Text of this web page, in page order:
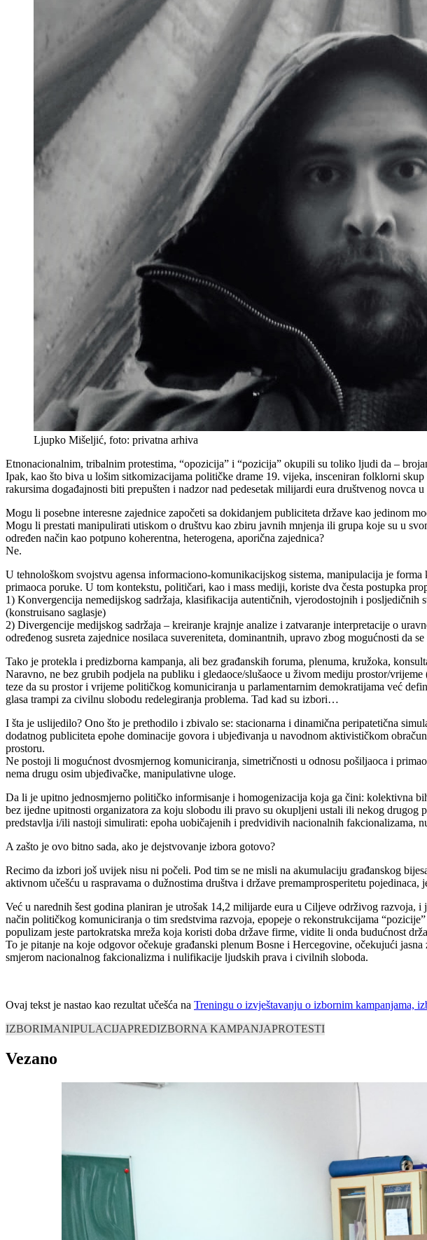
Ljupko Mišeljić, foto: privatna arhiva
Etnonacionalnim, tribalnim protestima, “opozicija” i “pozicija” okupili su toliko ljudi da –
Ipak, kao što biva u lošim sitkomizacijama političke drame 19. vijeka, insceniran folklorni
rakursima događajnosti biti prepušten i nadzor nad pedesetak milijardi eura društvenog novca u
Mogu li posebne interesne zajednice započeti sa dokidanjem publiciteta države kao jedinom
Mogu li prestati manipulirati utiskom o društvu kao zbiru javnih mnjenja ili grupa koje su u
određen način kao potpuno koherentna, heterogena, aporična zajednica?
Ne.
U tehnološkom svojstvu agensa informaciono-komunikacijskog sistema, manipulacija je
primaoca poruke. U tom kontekstu, političari, kao i mass mediji, koriste dva česta postupka
1) Konvergencija nemedijskog sadržaja, klasifikacija autentičnih, vjerodostojnih i
(konstruisano saglasje)
2) Divergencije medijskog sadržaja – kreiranje krajnje analize i zatvaranje interpretacije o
određenog susreta zajednice nosilaca suvereniteta, dominantnih, upravo zbog mogućnosti da
Tako je protekla i predizborna kampanja, ali bez građanskih foruma, plenuma, kružoka,
Naravno, ne bez grubih podjela na publiku i gledaoce/slušaoce u živom mediju prostor/
teze da su prostor i vrijeme političkog komuniciranja u parlamentarnim demokratijama već
glasa trampi za civilnu slobodu redelegiranja problema. Tad kad su izbori…
I šta je uslijedilo? Ono što je prethodilo i zbivalo se: stacionarna i dinamična peripatetična
dodatnog publiciteta epohe dominacije govora i ubjeđivanja u navodnom aktivističkom
prostoru.
Ne postoji li mogućnost dvosmjernog komuniciranja, simetričnosti u odnosu pošiljaoca i
nema drugu osim ubjeđivačke, manipulativne uloge.
Da li je upitno jednosmjerno političko informisanje i homogenizacija koja ga čini: kolektivna
bez ijedne upitnosti organizatora za koju slobodu ili pravo su okupljeni ustali ili nekog
predstavlja i/ili nastoji simulirati: epoha uobičajenih i predvidivih nacionalnih fakcionalizama,
A zašto je ovo bitno sada, ako je dejstvovanje izbora gotovo?
Recimo da izbori još uvijek nisu ni počeli. Pod tim se ne misli na akumulaciju građanskog
aktivnom učešću u raspravama o dužnostima društva i države premamprosperitetu
Već u narednih šest godina planiran je utrošak 14,2 milijarde eura u Ciljeve održivog razvoja,
način političkog komuniciranja o tim sredstvima razvoja, epopeje o rekonstrukcijama
populizam jeste partokratska mreža koja koristi doba države firme, vidite li onda budućnost
To je pitanje na koje odgovor očekuje građanski plenum Bosne i Hercegovine, očekujući
smjerom nacionalnog fakcionalizma i nulifikacije ljudskih prava i civilnih sloboda.
Ovaj tekst je nastao kao rezultat učešća na Treningu o izvještavanju o izbornim kampanjama,
IZBORIMANIPULACIJAPREDIZBORNA KAMPANJAPROTESTI
Vezano